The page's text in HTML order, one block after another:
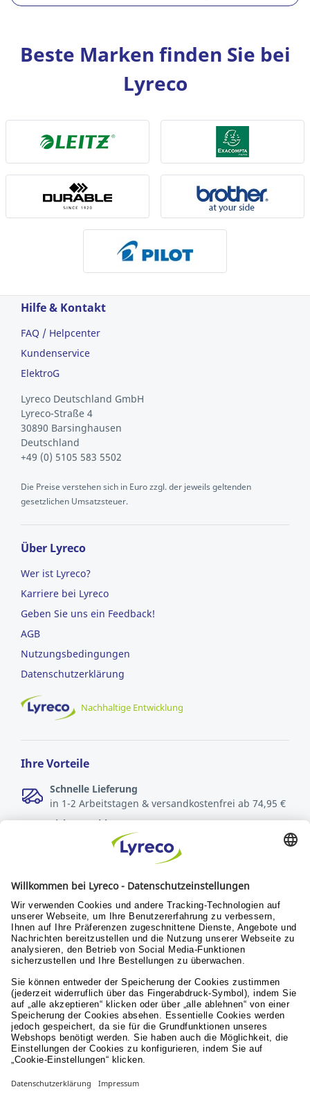
Beste Marken finden Sie bei
Lyreco
Hilfe & Kontakt
FAQ / Helpcenter
Kundenservice
ElektroG
Lyreco Deutschland GmbH
Lyreco-Straße 4
30890 Barsinghausen
Deutschland
+49 (0) 5105 583 5502
Die Preise verstehen sich in Euro zzgl. der jeweils geltenden
gesetzlichen Umsatzsteuer.
Über Lyreco
Wer ist Lyreco?
Karriere bei Lyreco
Geben Sie uns ein Feedback!
AGB
Nutzungsbedingungen
Datenschutzerklärung
Nachhaltige Entwicklung
Ihre Vorteile
Schnelle Lieferung
in 1-2 Arbeitstagen & versandkostenfrei ab 74,95 €
Sichere Zahlungsarten
Rechnung oder Kreditkarte
Kostenlose Rücksendungen
Verantwortung
Nachhaltigkeit
Menschen & Werte
Lyreco for Education
© Lyreco 2026
Barrierefreiheit|